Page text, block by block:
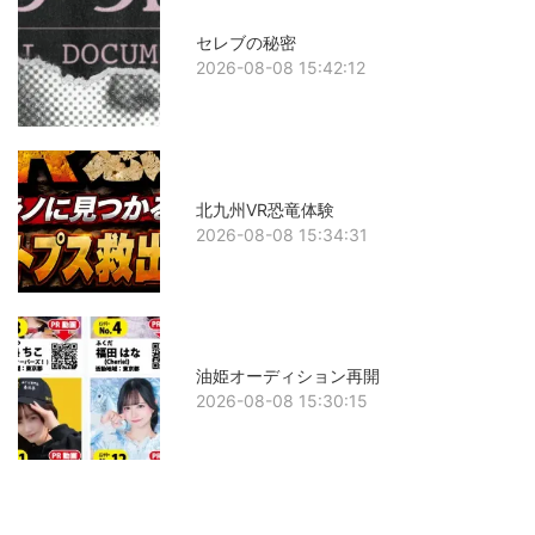
セレブの秘密
2026-08-08 15:42:12
北九州VR恐竜体験
2026-08-08 15:34:31
油姫オーディション再開
2026-08-08 15:30:15